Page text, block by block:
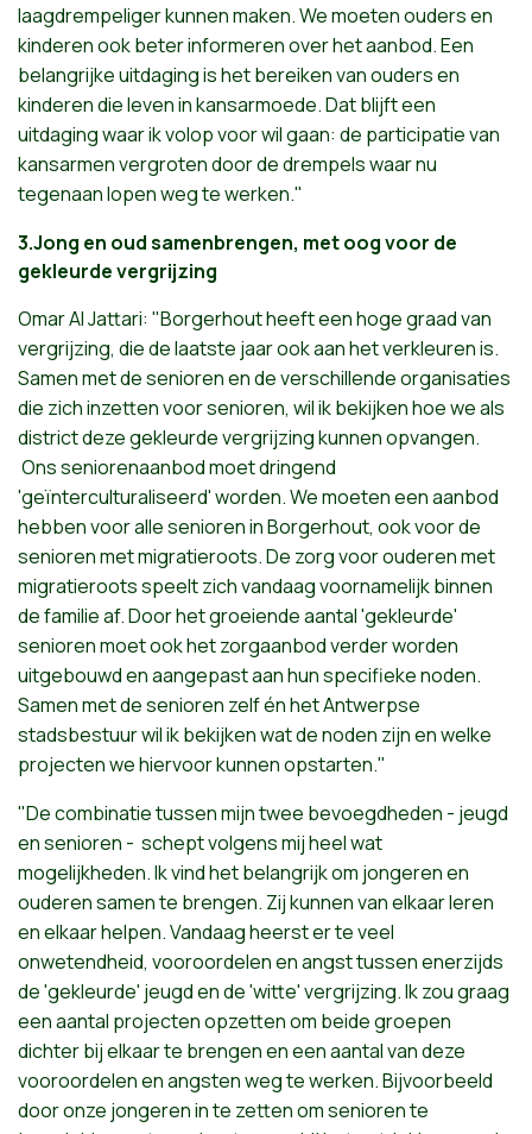
laagdrempeligerkunnenmaken. Wemoetenoudersen
kinderenookbeterinformerenoverhetaanbod.Een
belangrijkeuitdagingishetbereikenvanoudersen
kinderendieleveninkansarmoede.Datblijfteen
uitdagingwaarikvolopvoorwilgaan: de participatievan
kansarmenvergrotendoor dedrempelswaarnu
tegenaanlopenwegtewerken."
3.Jong en oud samenbrengen, met oog voor de
gekleurde vergrijzing
Omar AlJattari: "Borgerhoutheefteenhogegraadvan
vergrijzing, die delaatste jaarookaanhetverkleurenis.
Samenmet deseniorenen deverschillendeorganisaties
die zichinzettenvoorsenioren, wilikbekijkenhoe weals
districtdezegekleurdevergrijzingkunnenopvangen.
Onsseniorenaanbodmoetdringend
'geïnterculturaliseerd'worden. Wemoeteneenaanbod
hebbenvoorallesenioreninBorgerhout, ookvoorde
seniorenmetmigratieroots. De zorgvoorouderenmet
migratierootsspeeltzichvandaagvoornamelijkbinnen
defamilieaf. Doorhetgroeiendeaantal'gekleurde'
seniorenmoetookhetzorgaanbodverderworden
uitgebouwdenaangepastaanhunspecifiekenoden.
Samenmet desenioren zelfénhetAntwerpse
stadsbestuurwilikbekijkenwatdenoden zijnenwelke
projectenwehiervoorkunnenopstarten."
"Decombinatietussenmijntwee bevoegdheden - jeugd
ensenioren - scheptvolgensmijheelwat
mogelijkheden.Ikvindhetbelangrijkom jongerenen
ouderensamente brengen. Zijkunnenvanelkaarleren
enelkaarhelpen.Vandaagheersterteveel
onwetendheid, vooroordelenen angsttussenenerzijds
de'gekleurde' jeugden de'witte'vergrijzing.Ikzougraag
eenaantal projectenopzettenom beidegroepen
dichterbijelkaarte brengeneneenaantalvandeze
vooroordelenenangstenwegtewerken.Bijvoorbeeld
dooronze jongereninte zettenomseniorente